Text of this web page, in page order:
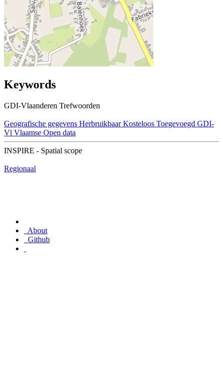
Keywords
GDI-Vlaanderen Trefwoorden
Geografische gegevens Herbruikbaar Kosteloos Toegevoegd GDI-
Vl Vlaamse Open data
INSPIRE - Spatial scope
Regionaal
About
Github